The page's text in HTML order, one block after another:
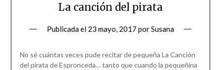
La canción del pirata
Publicada el 23 mayo, 2017 porSusana
No sé cuántas veces pude recitar de pequeña La Canción
del pirata de Espronceda… tanto que cuando la pequeñina